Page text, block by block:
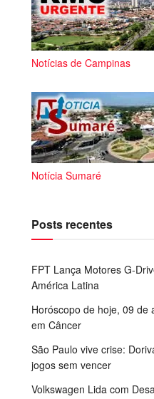
Notícias de Campinas
Notícia Sumaré
Posts recentes
FPT Lança Motores G-
América Latina
Horóscopo de hoje, 09
em Câncer
São Paulo vive crise:
jogos sem vencer
Volkswagen Lida com